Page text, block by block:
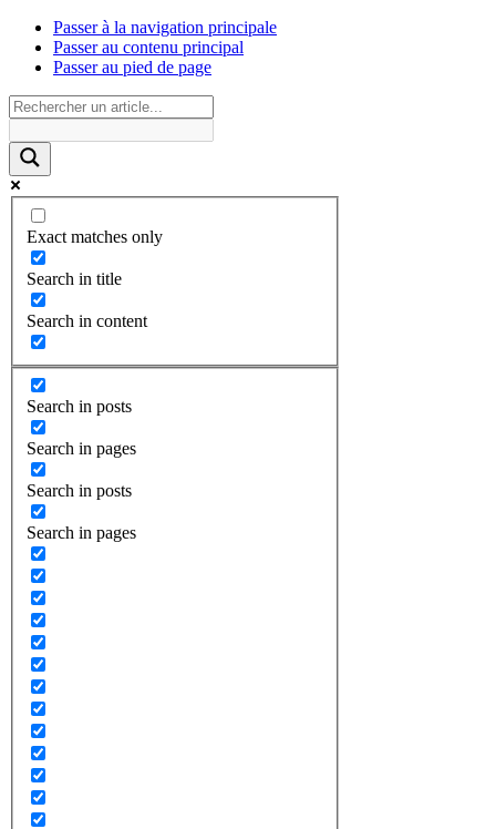
Passer à la navigation principale
Passer au contenu principal
Passer au pied de page
Exact matches only
Search in title
Search in content
Search in posts
Search in pages
Search in posts
Search in pages